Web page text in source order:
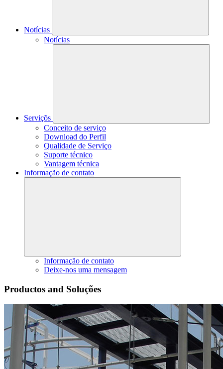
Notícias
Notícias
Serviçõs
Conceito de serviço
Download do Perfil
Qualidade de Serviço
Suporte técnico
Vantagem técnica
Informação de contato
Informação de contato
Deixe-nos uma mensagem
Productos and Soluções